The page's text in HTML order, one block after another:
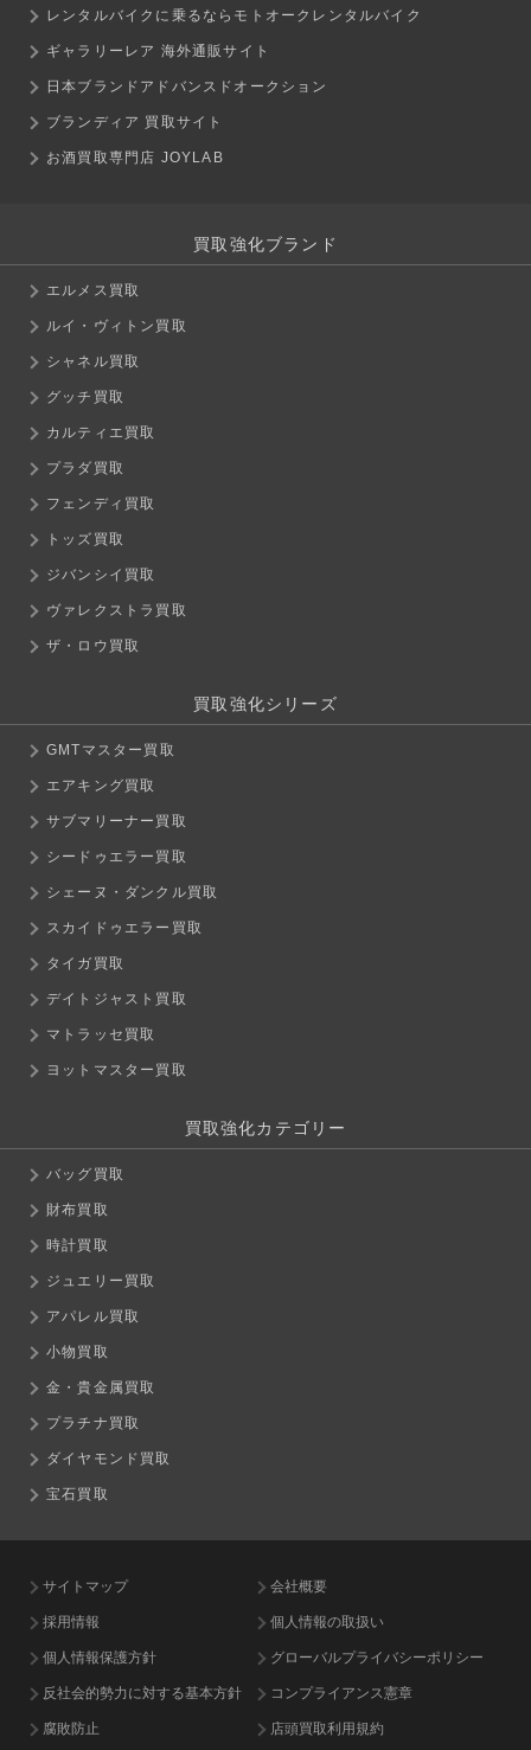
レンタルバイクに乗るならモトオークレンタルバイク
ギャラリーレア 海外通販サイト
日本ブランドアドバンスドオークション
ブランディア 買取サイト
お酒買取専門店 JOYLAB
買取強化ブランド
エルメス買取
ルイ・ヴィトン買取
シャネル買取
グッチ買取
カルティエ買取
プラダ買取
フェンディ買取
トッズ買取
ジバンシイ買取
ヴァレクストラ買取
ザ・ロウ買取
買取強化シリーズ
GMTマスター買取
エアキング買取
サブマリーナー買取
シードゥエラー買取
シェーヌ・ダンクル買取
スカイドゥエラー買取
タイガ買取
デイトジャスト買取
マトラッセ買取
ヨットマスター買取
買取強化カテゴリー
バッグ買取
財布買取
時計買取
ジュエリー買取
アパレル買取
小物買取
金・貴金属買取
プラチナ買取
ダイヤモンド買取
宝石買取
サイトマップ 会社概要
採用情報 個人情報の取扱い
個人情報保護方針 グローバルプライバシーポリシー
反社会的勢力に対する基本方針 コンプライアンス憲章
腐敗防止 店頭買取利用規約